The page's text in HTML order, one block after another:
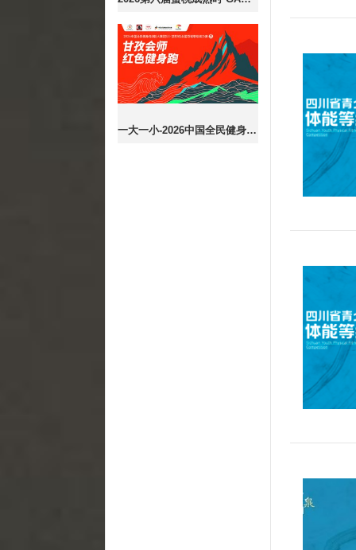
一大一小-2026中国全民健身走(跑)大赛（四川·甘孜站）全国百城联动接力赛暨甘孜会师红色健身跑